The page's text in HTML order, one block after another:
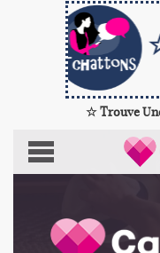
☆
☆ Trouve